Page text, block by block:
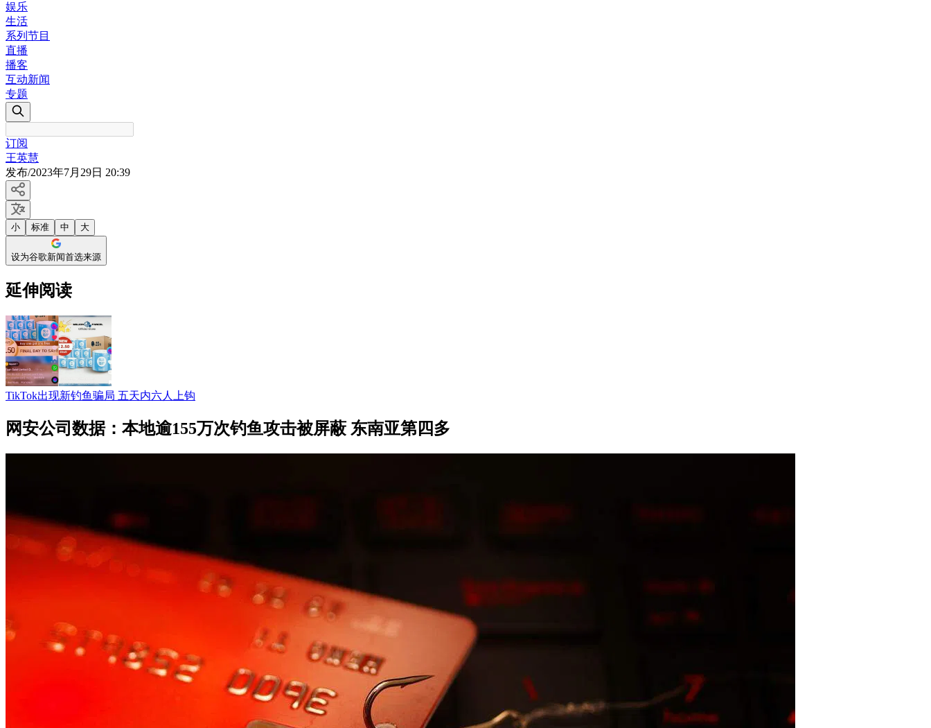
娱乐
生活
系列节目
直播
播客
互动新闻
专题
订阅
王英慧
发布/2023年7月29日 20:39
小 标准 中 大
设为谷歌新闻首选来源
延伸阅读
TikTok出现新钓鱼骗局 五天内六人上钩
网安公司数据：本地逾155万次钓鱼攻击被屏蔽 东南亚第四多